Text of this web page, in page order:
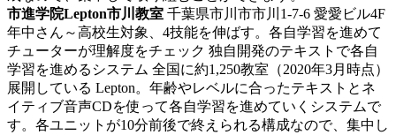
市進学院Lepton市川教室 千葉県市川市市川1-7-6 愛愛ビル4F
年中さん～高校生対象、4技能を伸ばす。各自学習を進めて
チューターが理解度をチェック 独自開発のテキストで各自
学習を進めるシステム 全国に約1,250教室（2020年3月時点）
展開している Lepton。年齢やレベルに合ったテキストとネ
イティブ音声CDを使って各自学習を進めていくシステムで
す。各ユニットが10分前後で終えられる構成なので、集中し